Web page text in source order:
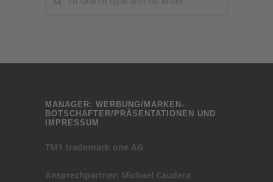
MANAGER: WERBUNG/MARKEN-
BOTSCHAFTER/PRÄSENTATIONEN UND
IMPRESSUM
TM1 trademark one AG
Ansprechpartner: Michael Caudera